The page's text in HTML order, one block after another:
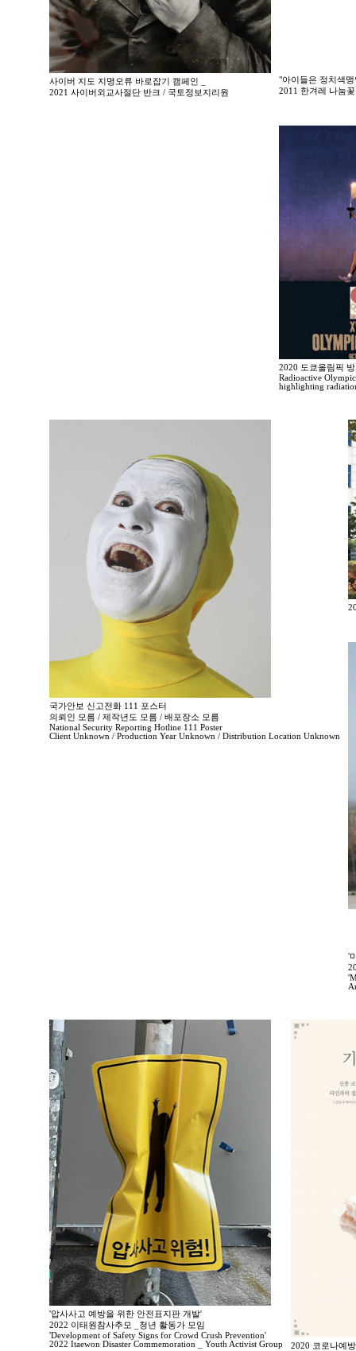
사이버 지도 지명오류 바로잡기 캠페인 _
2021 사이버외교사절단 반크 / 국토정보지리원
"아이들은 정치색
2011 한겨레 나눔
2020 도쿄올림픽
Radioactive
highlighting
국가안보 신고전화 111 포스터
의뢰인 모름 / 제작년도 모름 / 배포장소 모름
National Security Reporting Hotline 111 Poster
Client Unknown / Production Year Unknown / Distribution Location Unknown
'
'압사사고 예방을 위한 안전표지판 개발'
2022 이태원참사추모 _청년 활동가 모임
'Development of Safety Signs for Crowd Crush Prevention'
2022 Itaewon Disaster Commemoration _ Youth Activist Group
2020 코로나예